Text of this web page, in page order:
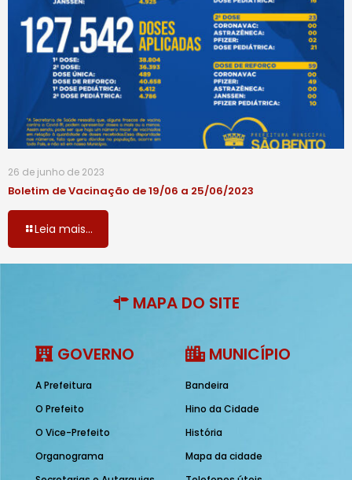
26 de junho de 2023
Boletim de Vacinação de 19/06 a 25/06/2023
Leia mais...
MAPA DO SITE
GOVERNO
A Prefeitura
O Prefeito
O Vice-Prefeito
Organograma
MUNICÍPIO
Bandeira
Hino da Cidade
História
Mapa da cidade